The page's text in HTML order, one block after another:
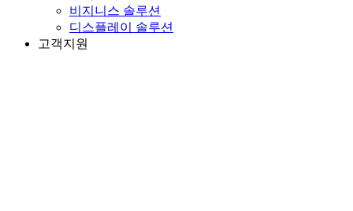
비지니스 솔루션
디스플레이 솔루션
고객지원